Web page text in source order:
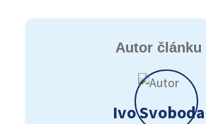
Autor článku
Ivo Svoboda